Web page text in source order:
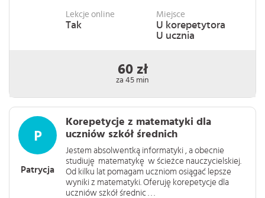
Lekcje online
Tak
Miejsce
U korepetytora
U ucznia
60 zł
za 45 min
Patrycja
Korepetycje z matematyki dla
uczniów szkół średnich
Jestem absolwentką informatyki , a obecnie
studiuję matematykę w ścieżce nauczycielskiej.
Od kilku lat pomagam uczniom osiągać lepsze
wyniki z matematyki. Oferuję korepetycje dla
uczniów szkół średnic . . .